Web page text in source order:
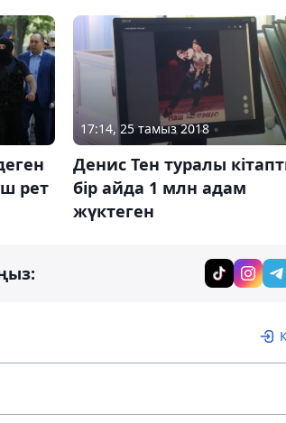
рет
17:14, 25 тамыз 2018
Денис Тен туралы
бір айда 1 млн адам
жүктеген